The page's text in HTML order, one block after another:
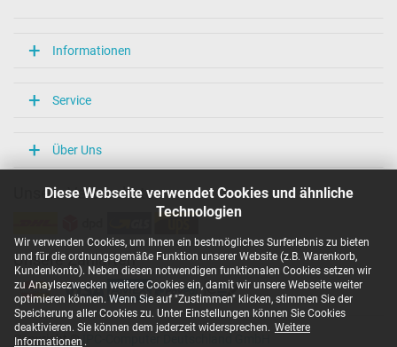
Diese Webseite verwendet Cookies und ähnliche
Technologien
Wir verwenden Cookies, um Ihnen ein bestmögliches Surferlebnis zu bieten
und für die ordnungsgemäße Funktion unserer Website (z.B. Warenkorb,
Kundenkonto). Neben diesen notwendigen funktionalen Cookies setzen wir
zu Anaylsezwecken weitere Cookies ein, damit wir unsere Webseite weiter
optimieren können. Wenn Sie auf "Zustimmen" klicken, stimmen Sie der
Speicherung aller Cookies zu. Unter Einstellungen können Sie Cookies
deaktivieren. Sie können dem jederzeit widersprechen. Weitere
Informationen .
Informationen
Service
Über Uns
Unsere Versandarten
Unsere Zahlarten
Copyright ©